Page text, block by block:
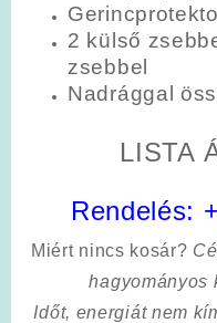
2 külső
zsebbel
Nadrággal
LISTA
Rendelés:
Miért nincs kosár?
hagyományos
Időt, energiát nem